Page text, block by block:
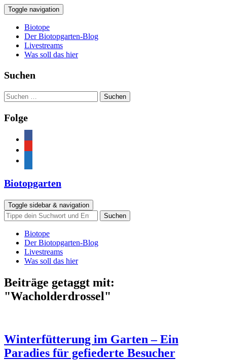
Toggle navigation
Biotope
Der Biotopgarten-Blog
Livestreams
Was soll das hier
Suchen
Suchen
nach:
Folge
Biotopgarten
Toggle sidebar & navigation
Biotope
Der Biotopgarten-Blog
Livestreams
Was soll das hier
Beiträge getaggt mit:
"Wacholderdrossel"
Winterfütterung im Garten – Ein
Paradies für gefiederte Besucher